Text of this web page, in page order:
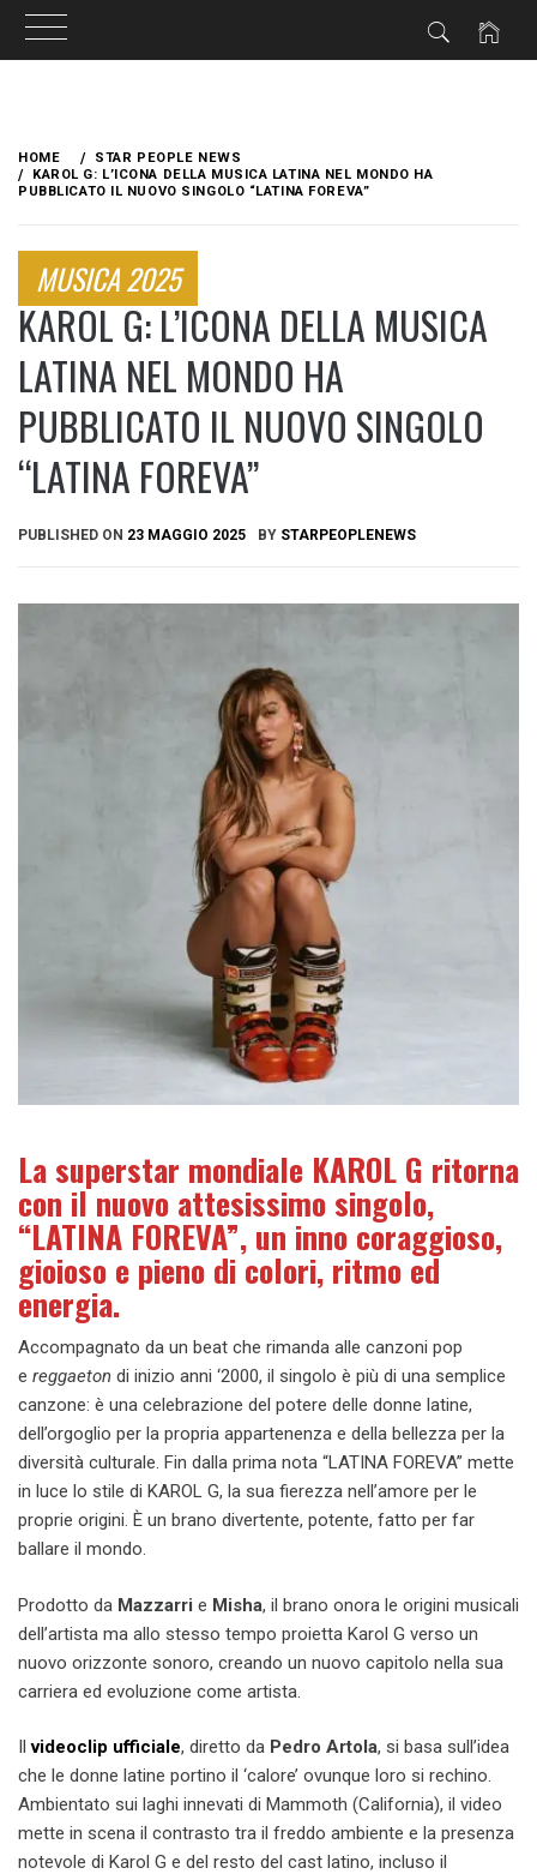
content
HOME
STAR PEOPLE NEWS
KAROL G: L’ICONA DELLA MUSICA LATINA NEL MONDO HA
PUBBLICATO IL NUOVO SINGOLO “LATINA FOREVA”
MUSICA 2025
KAROL G: L’ICONA DELLA MUSICA
LATINA NEL MONDO HA
PUBBLICATO IL NUOVO SINGOLO
“LATINA FOREVA”
PUBLISHED ON 23 MAGGIO 2025 BY STARPEOPLENEWS
La superstar mondiale KAROL G ritorna
con il nuovo attesissimo singolo,
“LATINA FOREVA”, un inno coraggioso,
gioioso e pieno di colori, ritmo ed
energia.
Accompagnato da un beat che rimanda alle canzoni pop
e reggaeton di inizio anni ‘2000, il singolo è più di una semplice
canzone: è una celebrazione del potere delle donne latine,
dell’orgoglio per la propria appartenenza e della bellezza per la
diversità culturale. Fin dalla prima nota “LATINA FOREVA” mette
in luce lo stile di KAROL G, la sua fierezza nell’amore per le
proprie origini. È un brano divertente, potente, fatto per far
ballare il mondo.
Prodotto da Mazzarri e Misha, il brano onora le origini musicali
dell’artista ma allo stesso tempo proietta Karol G verso un
nuovo orizzonte sonoro, creando un nuovo capitolo nella sua
carriera ed evoluzione come artista.
Ilvideoclip ufficiale, diretto da Pedro Artola, si basa sull’idea
che le donne latine portino il ‘calore’ ovunque loro si rechino.
Ambientato sui laghi innevati di Mammoth (California), il video
mette in scena il contrasto tra il freddo ambiente e la presenza
notevole di Karol G e del resto del cast latino, incluso il